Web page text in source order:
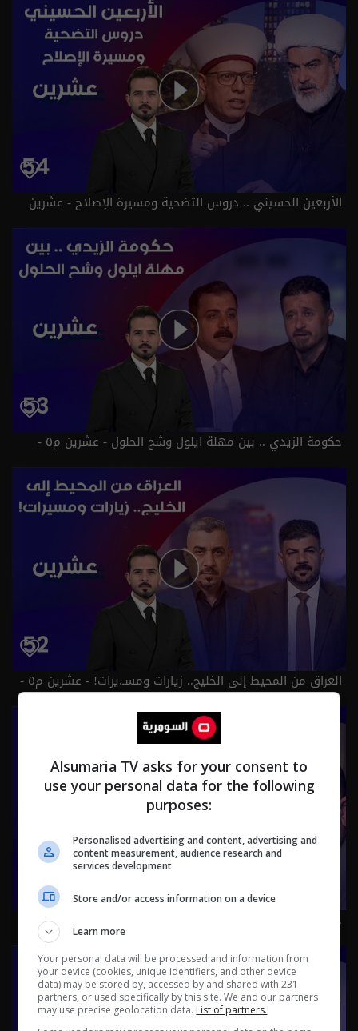
الأربعين الحسيني .. دروس التضحية ومسيرة الإصلاح - عشرين
م٥ - الحلقة ٥٤ | الموسم 5
حكومة الزيدي .. بين مهلة ايلول وشح الحلول - عشرين م٥ -
الحلقة ٥٣ | الموسم 5
العراق من المحيط إلى الخليج.. زيارات ومسـ.يرات! - عشرين م٥ -
الحلقة ٥٢ | الموسم 5
حكومة الزيدي بين صولتين.. مكافحة الفساد وحصر السـ لاح! -
Alsumaria TV asks for your consent to
use your personal data for the following
purposes:
Personalised advertising and content, advertising and
content measurement, audience research and
services development
Store and/or access information on a device
Learn more
Your personal data will be processed and information from
your device (cookies, unique identifiers, and other device
data) may be stored by, accessed by and shared with 231
partners, or used specifically by this site. We and our partners
may use precise geolocation data. List of partners.